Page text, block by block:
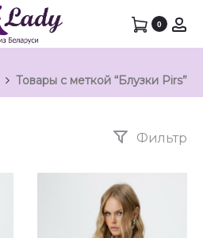
0
Товары с меткой “Блузки Pirs”
Фильтр